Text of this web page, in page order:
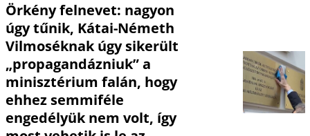
Örkény felnevet: nagyon
úgy tűnik, Kátai-Németh
Vilmoséknak úgy sikerült
„propagandázniuk” a
minisztérium falán, hogy
ehhez semmiféle
engedélyük nem volt, így